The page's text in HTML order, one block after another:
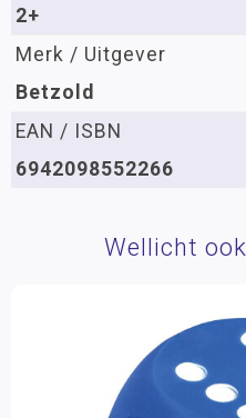
2+
Merk / Uitgever
Betzold
EAN / ISBN
6942098552266
Wellicht ook